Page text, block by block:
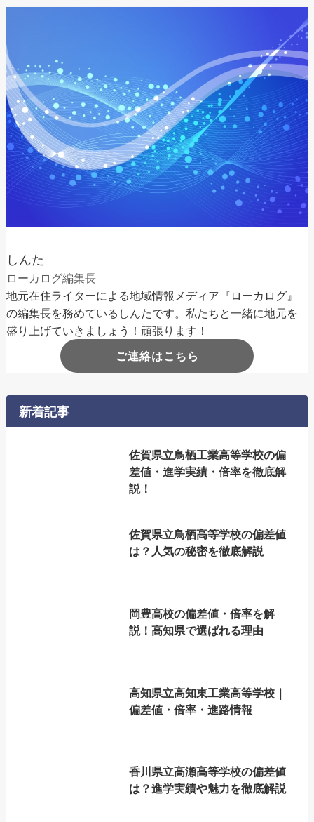
しんた
ローカログ編集長
地元在住ライターによる地域情報メディア『ローカログ』
の編集長を務めているしんたです。私たちと一緒に地元を
盛り上げていきましょう！頑張ります！
ご連絡はこちら
新着記事
佐賀県立鳥栖工業高等学校の偏
差値・進学実績・倍率を徹底解
説！
佐賀県立鳥栖高等学校の偏差値
は？人気の秘密を徹底解説
岡豊高校の偏差値・倍率を解
説！高知県で選ばれる理由
高知県立高知東工業高等学校｜
偏差値・倍率・進路情報
香川県立高瀬高等学校の偏差値
は？進学実績や魅力を徹底解説